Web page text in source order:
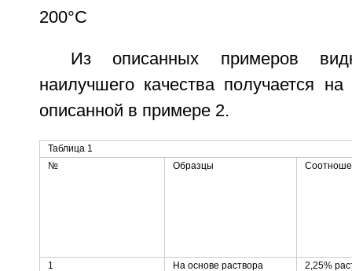
200°С
Из описанных примеров
наилучшего качества получается
описанной в примере 2.
Таблица 1
№
Образцы
1
На основе раствора
2,25%